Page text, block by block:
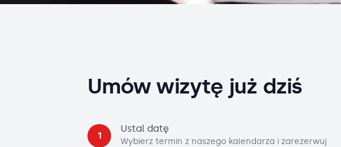
Umów wizytę już dziś
1
Ustal datę
Wybierz termin z naszego kalendarza i zarezerwuj